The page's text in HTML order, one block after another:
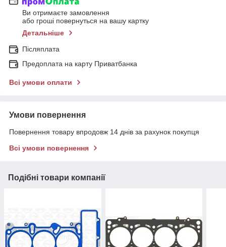
Ви отримаєте замовлення
або гроші повернуться на вашу картку
Детальніше
Післяплата
Предоплата на карту Приватбанка
Всі умови оплати
Умови повернення
Повернення товару впродовж 14 днів за рахунок покупця
Всі умови повернення
Подібні товари компанії